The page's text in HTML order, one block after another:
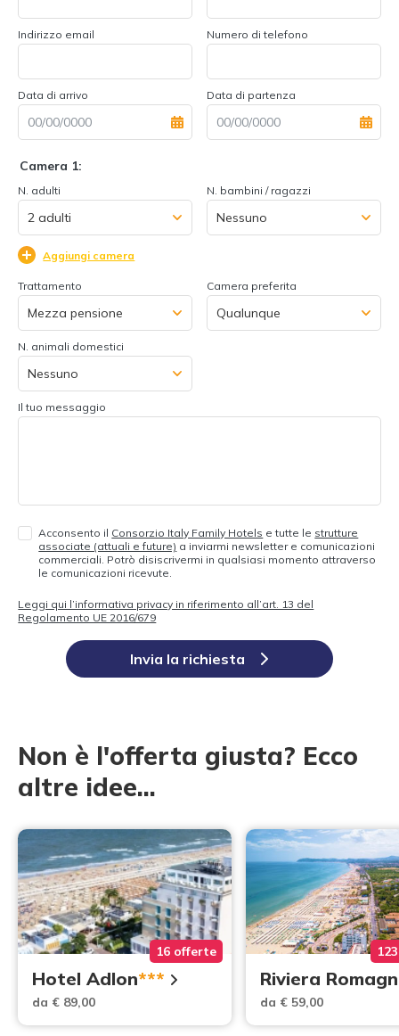
Indirizzo email Numero di telefono
Data di arrivo Data di partenza
Camera 1:
N. adulti N. bambini / ragazzi
Aggiungi camera
Trattamento Camera preferita
N. animali domestici
Il tuo messaggio
Acconsento il Consorzio Italy Family Hotels e tutte le strutture
associate (attuali e future) a inviarmi newsletter e comunicazioni
commerciali. Potrò disiscrivermi in qualsiasi momento attraverso
le comunicazioni ricevute.
Leggi qui l’informativa privacy in riferimento all’art. 13 del
Regolamento UE 2016/679
Invia la richiesta
Non è l'offerta giusta? Ecco
altre idee...
16 offerte
Hotel Adlon***
da € 89,00
Riviera
da € 59,00